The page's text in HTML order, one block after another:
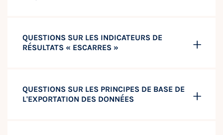
QUESTIONS SUR LES INDICATEURS DE
RÉSULTATS « ESCARRES »
QUESTIONS SUR LES PRINCIPES DE BASE DE
L'EXPORTATION DES DONNÉES